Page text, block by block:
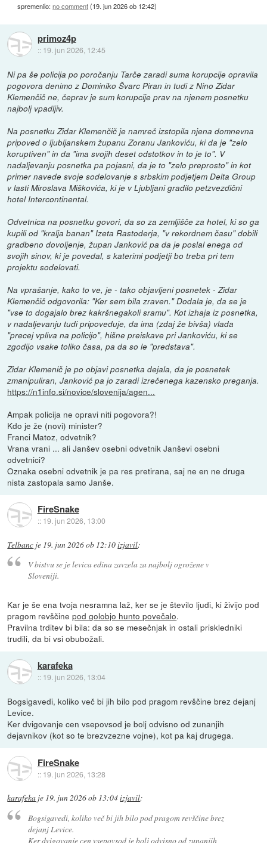
spremenilo:no comment(19. jun 2026 ob 12:42)
primoz4p
:: 19. jun 2026, 12:45
Ni pa še policija po poročanju Tarče zaradi suma korupcije opravila
pogovora denimo z Dominiko Švarc Piran in tudi z Nino Zidar
Klemenčič ne, čeprav je sum korupcije prav na njenem posnetku
najbolj vpadljiv.
Na posnetku Zidar Klemenčič je namreč izstopila njena domnevna
pripoved o ljubljanskem županu Zoranu Jankoviću, ki da je "zelo
koruptiven" in da "ima svojih deset odstotkov in to je to". V
nadaljevanju posnetka pa pojasni, da je to "zelo preprosto" in kot
primer navede svoje sodelovanje s srbskim podjetjem Delta Group
v lasti Miroslava Miškovića, ki je v Ljubljani gradilo petzvezdični
hotel Intercontinental.
Odvetnica na posnetku govori, da so za zemljišče za hotel, ki so ga
kupili od "kralja banan" Izeta Rastoderja, "v rekordnem času" dobili
gradbeno dovoljenje, župan Janković pa da je poslal enega od
svojih sinov, ki je povedal, s katerimi podjetji bo treba pri tem
projektu sodelovati.
Na vprašanje, kako to ve, je - tako objavljeni posnetek - Zidar
Klemenčič odgovorila: "Ker sem bila zraven." Dodala je, da se je
"vse to dogajalo brez kakršnegakoli sramu". Kot izhaja iz posnetka,
v nadaljevanju tudi pripoveduje, da ima (zdaj že bivša) vlada
"precej vpliva na policijo", hišne preiskave pri Jankoviću, ki se
zgodijo vsake toliko časa, pa da so le "predstava".
Zidar Klemenič je po objavi posnetka dejala, da je posnetek
zmanipuliran, Janković pa jo zaradi izrečenega kazensko preganja.
https://n1info.si/novice/slovenija/agen...
Ampak policija ne opravi niti pogovora?!
Kdo je že (novi) minister?
Franci Matoz, odvetnik?
Vrana vrani ... ali Janšev osebni odvetnik Janševi osebni
odvetnici?
Oznaka osebni odvetnik je pa res pretirana, saj ne en ne druga
nista zastopala samo Janše.
FireSnake
:: 19. jun 2026, 13:00
Telbanc je 19. jun 2026 ob 12:10izjavil:
V bistvu se je levica edina zavzela za najbolj ogrožene v
Sloveniji.
Kar je še ena tvoja nesramna laž, ker se je število ljudi, ki živijo pod
pragom revščinepod golobjo hunto povečalo.
Pravilna trditev bi bila: da so se mesečnjak in ostali priskledniki
trudili, da bi vsi obubožali.
karafeka
:: 19. jun 2026, 13:04
Bogsigavedi, koliko več bi jih bilo pod pragom revščine brez dejanj
Levice.
Ker dvigovanje cen vsepovsod je bolj odvisno od zunanjih
dejavnikov (kot so te brezvzezne vojne), kot pa kaj drugega.
FireSnake
:: 19. jun 2026, 13:28
karafeka je 19. jun 2026 ob 13:04izjavil:
Bogsigavedi, koliko več bi jih bilo pod pragom revščine brez
dejanj Levice.
Ker dvigovanje cen vsepovsod je bolj odvisno od zunanjih